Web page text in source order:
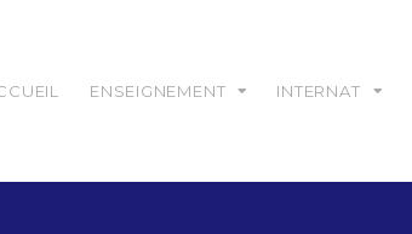
ENSEIGNEMENT INTERNAT